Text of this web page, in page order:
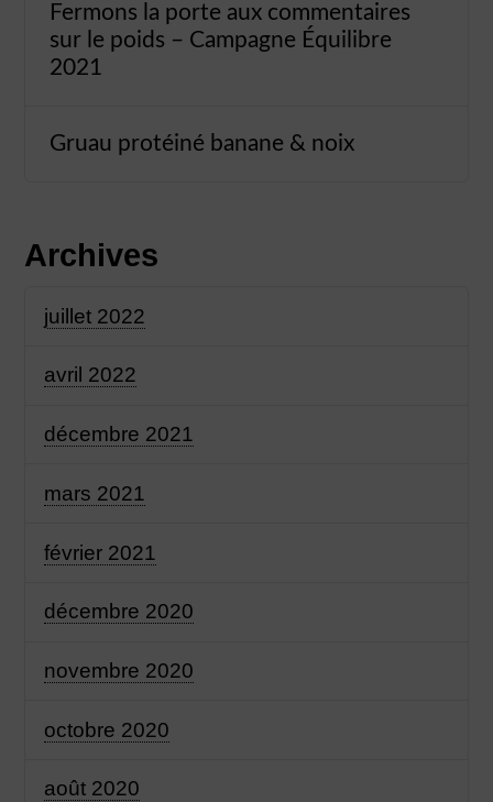
Fermons la porte aux commentaires
sur le poids – Campagne Équilibre
2021
Gruau protéiné banane & noix
Archives
juillet 2022
avril 2022
décembre 2021
mars 2021
février 2021
décembre 2020
novembre 2020
octobre 2020
août 2020